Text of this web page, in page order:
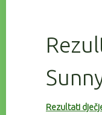
Rezultati